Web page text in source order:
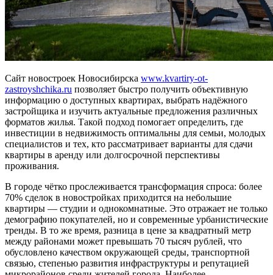
Сайт новостроек Новосибирска www.kvartiry-ot-
zastroyshchika.ru позволяет быстро получить объективную
информацию о доступных квартирах, выбрать надёжного
застройщика и изучить актуальные предложения различных
форматов жилья. Такой подход помогает определить, где
инвестиции в недвижимость оптимальны для семьи, молодых
специалистов и тех, кто рассматривает варианты для сдачи
квартиры в аренду или долгосрочной перспективы
проживания.
В городе чётко прослеживается трансформация спроса: более
70% сделок в новостройках приходится на небольшие
квартиры — студии и однокомнатные. Это отражает не только
демографию покупателей, но и современные урбанистические
тренды. В то же время, разница в цене за квадратный метр
между районами может превышать 70 тысяч рублей, что
обусловлено качеством окружающей среды, транспортной
связью, степенью развития инфраструктуры и репутацией